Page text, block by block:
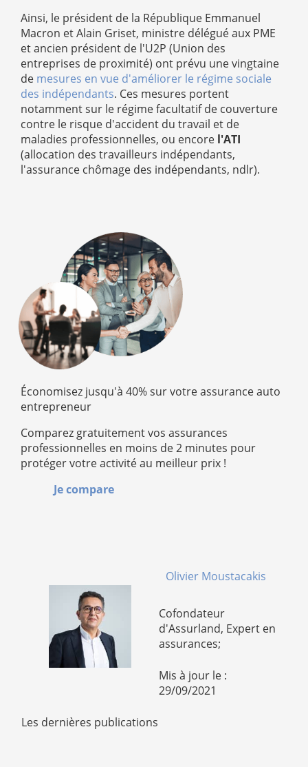
Ainsi, le président de la République Emmanuel
Macron et Alain Griset, ministre délégué aux PME
et ancien président de l'U2P (Union des
entreprises de proximité) ont prévu une vingtaine
de mesures en vue d'améliorer le régime sociale
des indépendants. Ces mesures portent
notamment sur le régime facultatif de couverture
contre le risque d'accident du travail et de
maladies professionnelles, ou encore l'ATI
(allocation des travailleurs indépendants,
l'assurance chômage des indépendants, ndlr).
Économisez jusqu'à 40% sur votre assurance auto
entrepreneur
Comparez gratuitement vos assurances
professionnelles en moins de 2 minutes pour
protéger votre activité au meilleur prix !
Je compare
Olivier Moustacakis
Cofondateur
d'Assurland, Expert en
assurances;
Mis à jour le :
29/09/2021
Les dernières publications